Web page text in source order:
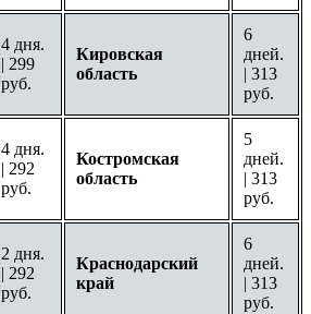
4 дня.
| 299
руб.
Кировская
область
6
дней.
| 313
руб.
4 дня.
| 292
руб.
Костромская
область
5
дней.
| 313
руб.
2 дня.
| 292
руб.
Краснодарский
край
6
дней.
| 313
руб.